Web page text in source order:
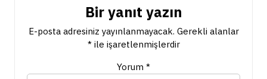
Bir yanıt yazın
E-posta adresiniz yayınlanmayacak. Gerekli alanlar
*ile işaretlenmişlerdir
Yorum *